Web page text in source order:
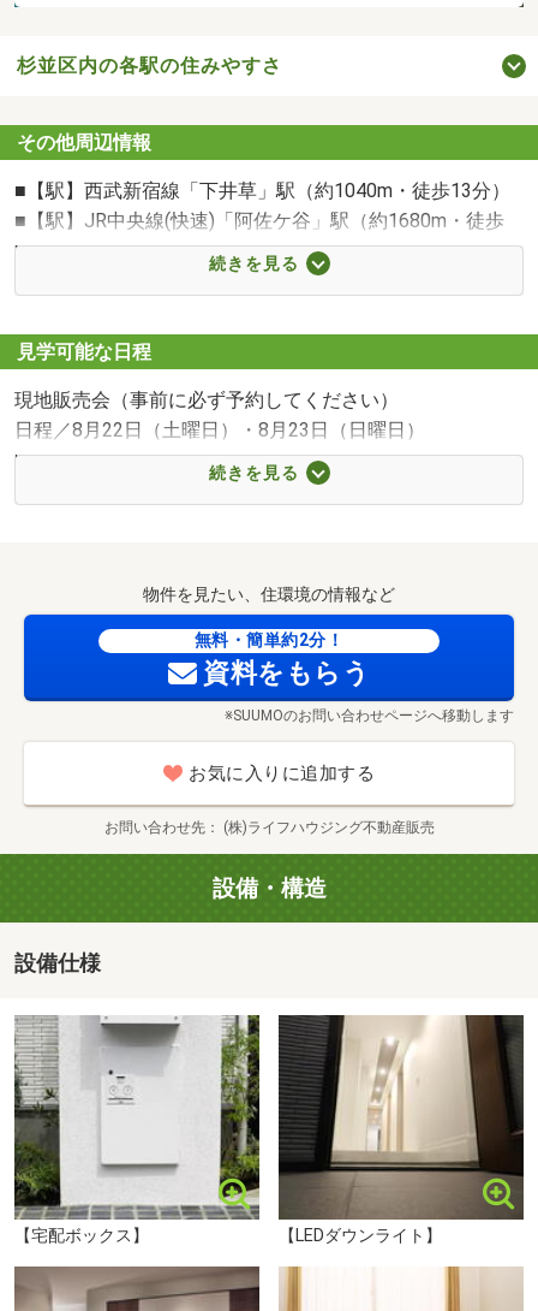
杉並区内の各駅の住みやすさ
その他周辺情報
■【駅】西武新宿線「下井草」駅（約1040m・徒歩13分）
■【駅】JR中央線(快速)「阿佐ケ谷」駅（約1680m・徒歩
21分）
■【小学校】杉並区立杉並第九小学校（約550m・徒歩7
■【中学校】杉並区立東原中学校（約150m・徒歩2分）
■【高校・高専】私立日本大学第二高校（約981m・徒歩13
分）
■【幼稚園・保育園】杉並区立阿佐谷北保育園（約180m・
徒歩3分）
■【幼稚園・保育園】うぃず本天沼保育園（約450m・徒歩
■【スーパー】サミットストア 本天沼店（約550m・徒歩7
■【スーパー】スーパー文化堂阿佐ヶ谷店（約743m・徒歩
10分）
■【コンビニ】ファミリーマート 杉並下井草一丁目店（約
■【コンビニ】セブン-イレブン 杉並天沼店（約550m・徒
歩7分）
■【コンビニ】ローソン杉並本天沼一丁目店（約684m・徒
分）
徒歩13分）
■【ドラッグストア】ツルハドラッグ下井草駅前店（約
1002m・徒歩13分）
■【ショッピングセンター】ユニクロ杉並下井草店（約
886m・徒歩12分）
■【郵便局】下井草南郵便局（約220m・徒歩3分）
■【図書館】杉並区立下井草図書館（約965m・徒歩13分）
■【病院】医療法人社団三成会河北前田病院（約729m・徒
歩10分）
■【公園】東原公園（約52m・徒歩1分）
続きを見る
見学可能な日程
現地販売会（事前に必ず予約してください）
日程／8月22日（土曜日）・8月23日（日曜日）
時間／10:00～17:00
ハウスツアー（事前に必ず予約してください）
日程／公開中
開催日の他ご希望の日時にご見学いただけます。
※火・水は定休日です。
未完成物件の場合、建築中現場だけでなく、その時々でモ
デルとなる完成物件や関係資料をご覧いただけます。
はCGの場合あり）で、より生活イメージを体験いただけま
・家事動線、キッチンからの目線、収納
・採光、通風
などなど、リアルにご体感ください！
ご予約の方には、より詳細な資料を準備させていただきま
す。
■ご希望に合わせたご案内をいたします■
貴重なお時間の中でのご見学ですので、ご希望に合わせた
ご案内をさせていただきます。
「物件と併せて周辺のことも教えてほしい」
続きを見る
物件を見たい、住環境の情報など
無料・簡単約2分！
資料をもらう
※SUUMOのお問い合わせページへ移動します
お気に入りに追加する
お問い合わせ先 (株)ライフハウジング不動産販売
設備・構造
設備仕様
【宅配ボックス】 【LEDダウンライト】